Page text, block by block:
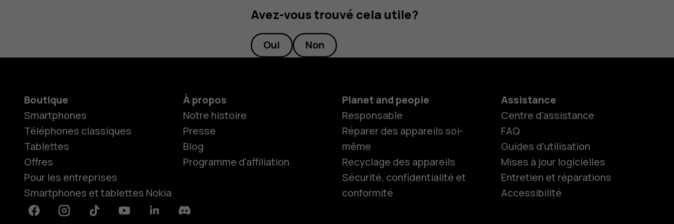
Smartphones
Avez-vous trouvé cela utile?
Oui Non
Boutique
Smartphones
Téléphones classiques
Tablettes
Offres
Pour les entreprises
Smartphones et tablettes Nokia
À propos
Notre histoire
Presse
Blog
Programme d'affiliation
Planet and people
Responsable
Réparer des appareils soi-
même
Recyclage des appareils
Sécurité, confidentialité et
conformité
Assistance
Centre d'assistance
FAQ
Guides d'utilisation
Mises à jour logicielles
Entretien et réparations
Accessibilité
FacebookInstagramTiktok YoutubeLinkedinDiscord